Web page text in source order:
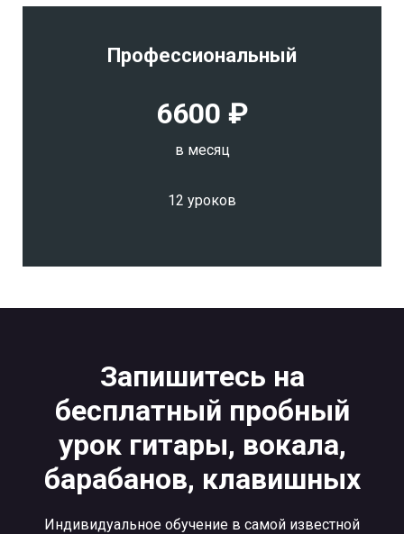
Профессиональный
6600 ₽
в месяц
12 уроков
Запишитесь на
бесплатный пробный
урок гитары, вокала,
барабанов, клавишных
Индивидуальное обучение в самой известной